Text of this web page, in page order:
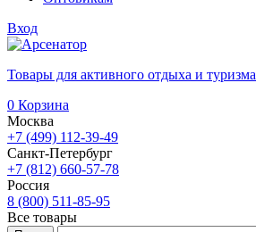
Вход
Товары для активного отдыха и туризма
0 Корзина
Москва
+7 (499) 112-39-49
Санкт-Петербург
+7 (812) 660-57-78
Россия
8 (800) 511-85-95
Все товары